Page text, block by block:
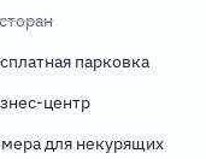
парковка
центр
для некурящих